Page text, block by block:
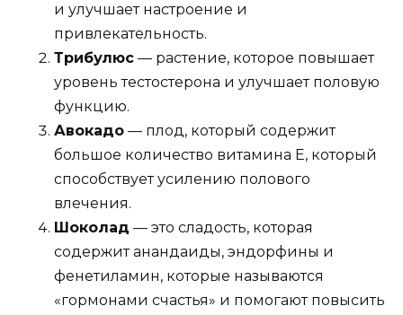
и улучшает настроение и
привлекательность.
Трибулюс — растение, которое повышает
уровень тестостерона и улучшает половую
функцию.
Авокадо — плод, который содержит
большое количество витамина Е, который
способствует усилению полового
влечения.
Шоколад — это сладость, которая
содержит анандаиды, эндорфины и
фенетиламин, которые называются
«гормонами счастья» и помогают повысить